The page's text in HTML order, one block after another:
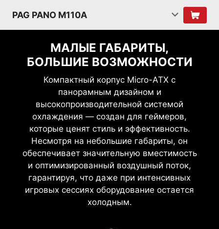
PAG PANO M110A
МАЛЫЕ ГАБАРИТЫ,
БОЛЬШИЕ ВОЗМОЖНОСТИ
Компактный корпус Micro-ATX с
панорамным дизайном и
высокопроизводительной системой
охлаждения — создан для геймеров,
которые ценят стиль и эффективность.
Несмотря на небольшие габариты, он
обеспечивает значительную вместимость
и оптимизированный воздушный поток,
гарантируя, что даже при интенсивных
игровых сессиях оборудование остается
холодным.